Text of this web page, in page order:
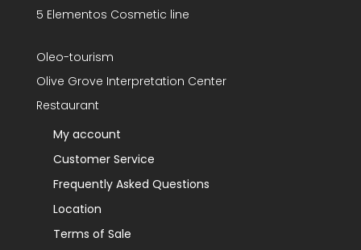
5 Elementos Cosmetic line
Oleo-tourism
Olive Grove Interpretation Center
Restaurant
My account
Customer Service
Frequently Asked Questions
Location
Terms of Sale